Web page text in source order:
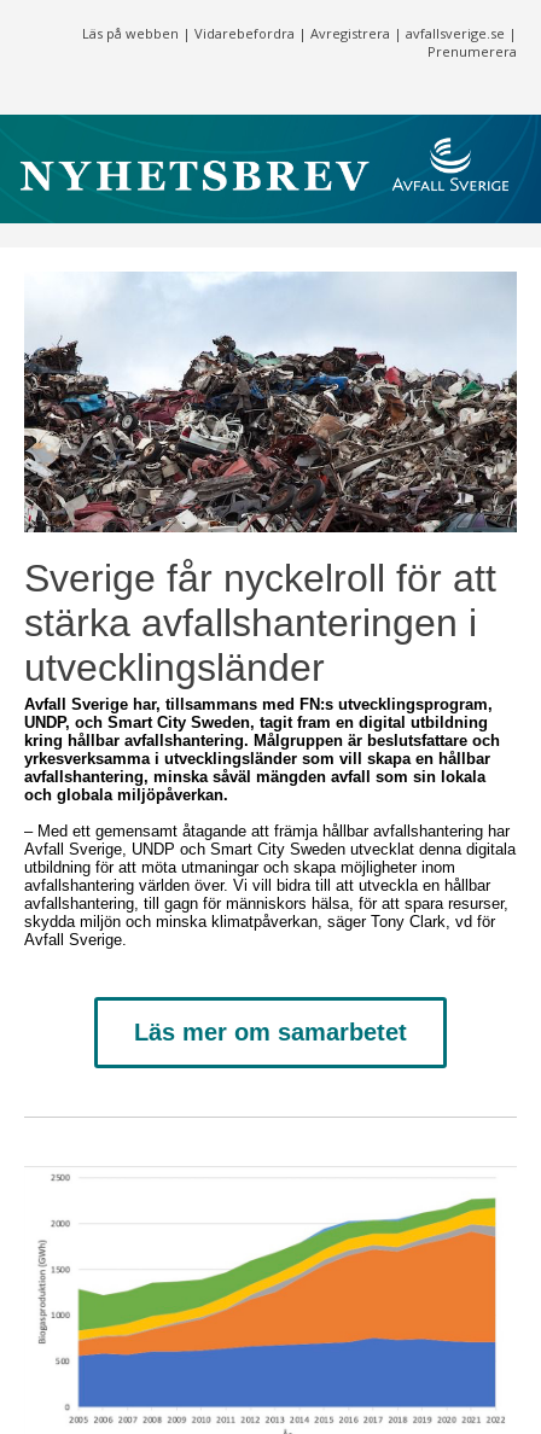
Läs på webben | Vidarebefordra | Avregistrera | avfallsverige.se |
Prenumerera
Sverige får nyckelroll för att
stärka avfallshanteringen i
utvecklingsländer
Avfall Sverige har, tillsammans med FN:s utvecklingsprogram,
UNDP, och Smart City Sweden, tagit fram en digital utbildning
kring hållbar avfallshantering. Målgruppen är beslutsfattare och
yrkesverksamma i utvecklingsländer som vill skapa en hållbar
avfallshantering, minska såväl mängden avfall som sin lokala
och globala miljöpåverkan.
– Med ett gemensamt åtagande att främja hållbar avfallshantering har
Avfall Sverige, UNDP och Smart City Sweden utvecklat denna digitala
utbildning för att möta utmaningar och skapa möjligheter inom
avfallshantering världen över. Vi vill bidra till att utveckla en hållbar
avfallshantering, till gagn för människors hälsa, för att spara resurser,
skydda miljön och minska klimatpåverkan, säger Tony Clark, vd för
Avfall Sverige.
Läs mer om samarbetet